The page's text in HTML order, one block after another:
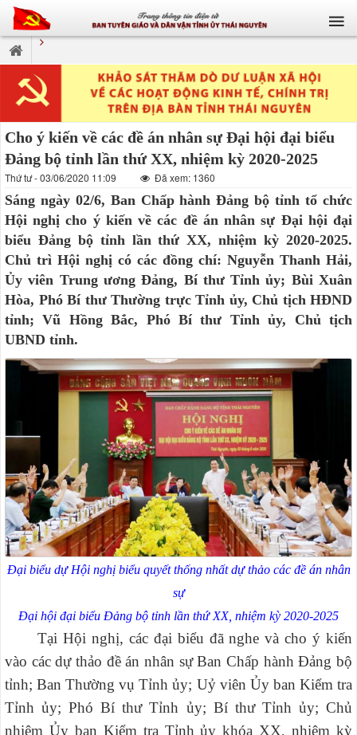
Cho ý kiến về các đề án nhân sự Đại hội đại biểu
Đảng bộ tỉnh lần thứ XX, nhiệm kỳ 2020-2025
Thứ tư - 03/06/2020 11:09 Đã xem: 1360
Sáng ngày 02/6, Ban Chấp hành Đảng bộ tỉnh tổ chức
Hội nghị cho ý kiến về các đề án nhân sự Đại hội đại
biểu Đảng bộ tỉnh lần thứ XX, nhiệm kỳ 2020-2025.
Chủ trì Hội nghị có các đồng chí: Nguyễn Thanh Hải,
Ủy viên Trung ương Đảng, Bí thư Tỉnh ủy; Bùi Xuân
Hòa, Phó Bí thư Thường trực Tỉnh ủy, Chủ tịch HĐND
tỉnh; Vũ Hồng Bắc, Phó Bí thư Tỉnh ủy, Chủ tịch
UBND tỉnh.
Đại biểu dự Hội nghị biểu quyết thống nhất dự thảo các đề án nhân
sự
Đại hội đại biểu Đảng bộ tỉnh lần thứ XX, nhiệm kỳ 2020-2025
Tại Hội nghị, các đại biểu đã nghe và cho ý kiến
vào các dự thảo đề án nhân sự Ban Chấp hành Đảng bộ
tỉnh; Ban Thường vụ Tỉnh ủy; Uỷ viên Ủy ban Kiểm tra
Tỉnh ủy; Phó Bí thư Tỉnh ủy; Bí thư Tỉnh ủy; Chủ
nhiệm Ủy ban Kiểm tra Tỉnh ủy khóa XX, nhiệm kỳ